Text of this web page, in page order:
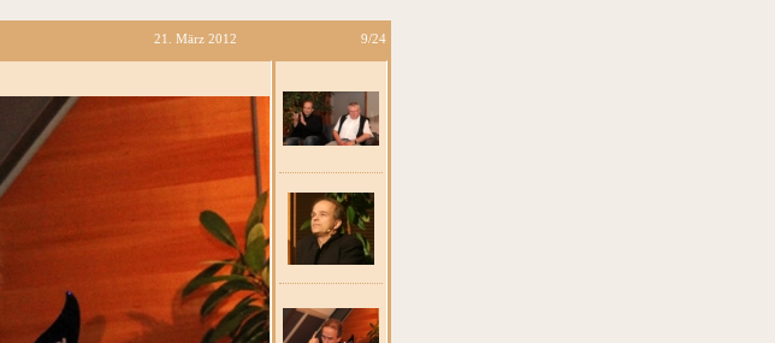
21. März 2012 9/24